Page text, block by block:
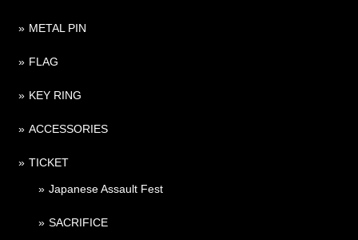
METAL PIN
FLAG
KEY RING
ACCESSORIES
TICKET
Japanese Assault Fest
SACRIFICE